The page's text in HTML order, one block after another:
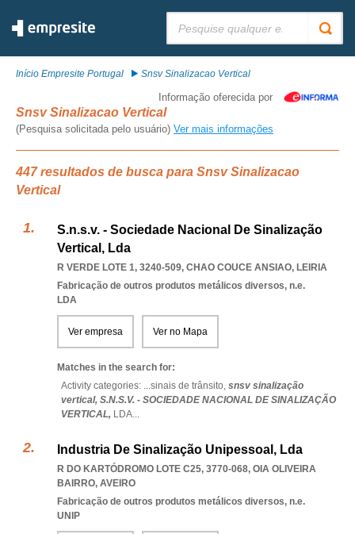
Início Empresite Portugal Snsv Sinalizacao Vertical
Informação oferecida por
Snsv Sinalizacao Vertical
(Pesquisa solicitada pelo usuário) Ver mais informações
447 resultados de busca para Snsv Sinalizacao
Vertical
S.n.s.v. - Sociedade Nacional De Sinalização
Vertical, Lda
R VERDE LOTE 1, 3240-509, CHAO COUCE ANSIAO, LEIRIA
Fabricação de outros produtos metálicos diversos, n.e.
LDA
Ver empresa Ver no Mapa
Matches in the search for:
Activity categories: ...sinais de trânsito, snsv sinalização
vertical, S.N.S.V. - SOCIEDADE NACIONAL DE SINALIZAÇÃO
VERTICAL, LDA...
Industria De Sinalização Unipessoal, Lda
R DO KARTÓDROMO LOTE C25, 3770-068, OIA OLIVEIRA
BAIRRO, AVEIRO
Fabricação de outros produtos metálicos diversos, n.e.
UNIP